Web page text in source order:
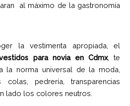
al máximo de la gastronomía
la vestimenta apropiada, el
para novia en Cdmx, te
la norma universal de la moda,
pedrería, transparencias
lado los colores neutros.